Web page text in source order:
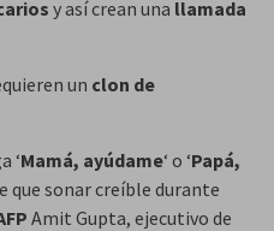
y así crean una llamada
un clon de
‘Mamá, ayúdame‘ o ‘Papá,
que sonar creíble durante
Amit Gupta, ejecutivo de